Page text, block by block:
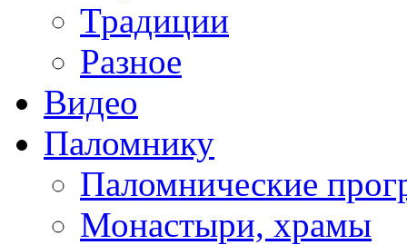
Традиции
Разное
Видео
Паломнику
Паломнические
Монастыри, храмы